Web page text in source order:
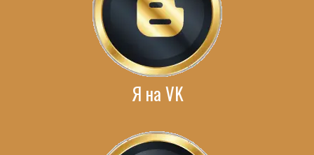
Я на VK